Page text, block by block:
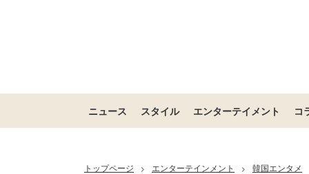
ニュース スタイル エンターテイメント コ
トップページ > エンターテインメント >
韓国エンタメ